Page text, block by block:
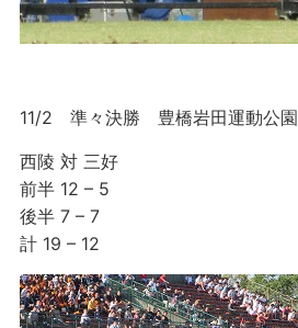
11/2 準々決勝 豊橋岩田運動公園
西陵 対 三好
前半 12 – 5
後半 7 – 7
計 19 – 12